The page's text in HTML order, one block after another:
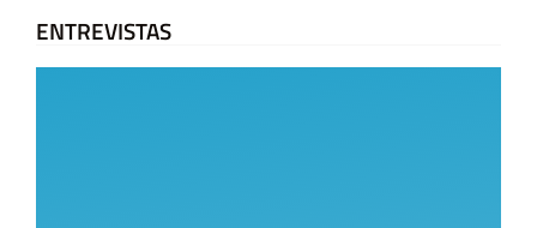
ENTREVISTAS